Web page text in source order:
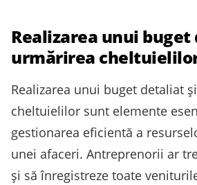
Realizarea unui
urmărirea
Realizarea unui buget detaliat
cheltuielilor sunt elemente
gestionarea eficientă a
unei afaceri. Antreprenorii ar
și să înregistreze toate